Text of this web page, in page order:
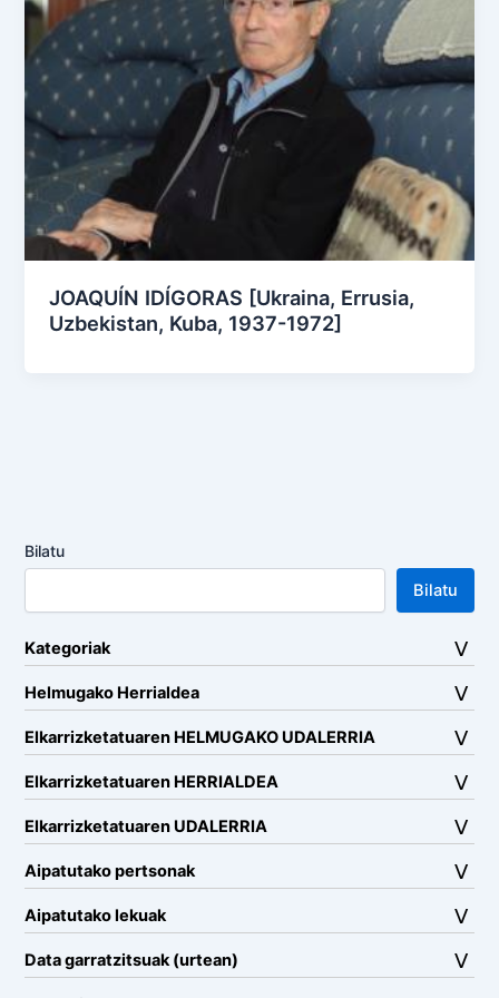
JOAQUÍN IDÍGORAS [Ukraina, Errusia,
Uzbekistan, Kuba, 1937-1972]
Bilatu
Bilatu
Kategoriak
Helmugako Herrialdea
Elkarrizketatuaren HELMUGAKO UDALERRIA
Elkarrizketatuaren HERRIALDEA
Elkarrizketatuaren UDALERRIA
Aipatutako pertsonak
Aipatutako lekuak
Data garratzitsuak (urtean)